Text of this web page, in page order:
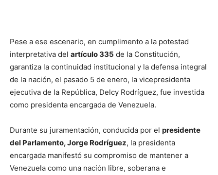
Pese a ese escenario, en cumplimento a la potestad
interpretativa del artículo 335 de la Constitución,
garantiza la continuidad institucional y la defensa integral
de la nación, el pasado 5 de enero, la vicepresidenta
ejecutiva de la República, Delcy Rodríguez, fue investida
como presidenta encargada de Venezuela.
Durante su juramentación, conducida por el presidente
del Parlamento, Jorge Rodríguez, la presidenta
encargada manifestó su compromiso de mantener a
Venezuela como una nación libre, soberana e